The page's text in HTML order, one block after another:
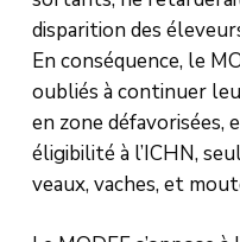
disparition des
En conséquence, le
oubliés à continuer
en zone défavorisées,
éligibilité à l’ICHN,
veaux, vaches, et